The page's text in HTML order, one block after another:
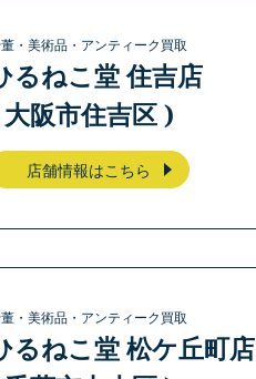
・美術品・アンティーク買取
るねこ堂 住吉店
阪市住吉区 )
店舗情報はこちら
・美術品・アンティーク買取
るねこ堂 松ケ丘町店